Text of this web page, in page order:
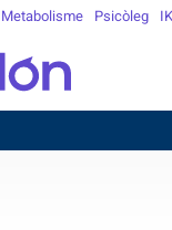
Metabolisme Psicòleg